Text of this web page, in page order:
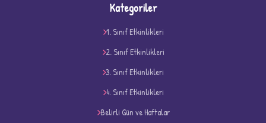
D
Kategoriler
1. Sınıf Etkinlikleri
2. Sınıf Etkinlikleri
3. Sınıf Etkinlikleri
4. Sınıf Etkinlikleri
Belirli Gün ve Haftalar